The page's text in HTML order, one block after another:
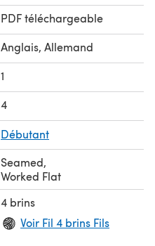
PDF téléchargeable
Anglais, Allemand
1
4
Débutant
Seamed,
Worked Flat
4 brins
Voir Fil 4 brins Fils